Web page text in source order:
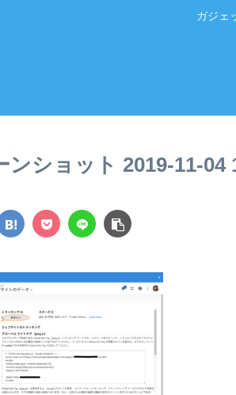
ガジェ
ンショット 2019-11-04